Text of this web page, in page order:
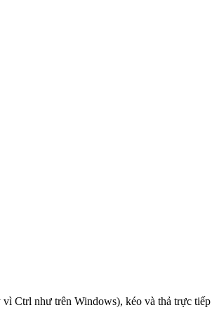
Ctrl như trên Windows), kéo và thả trực tiếp